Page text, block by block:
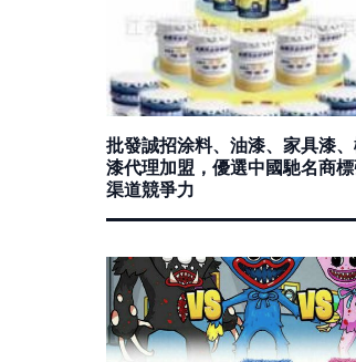
批發誠招涂料、油漆、家具漆
漆代理加盟，優選中國馳名商
渠道競爭力